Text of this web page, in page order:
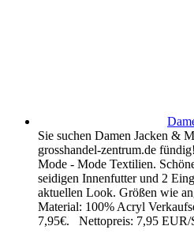
Sie suchen Damen Jacken &
grosshandel-zentrum.de
Mode - Mode Textilien.
seidigen Innenfutter und 2
aktuellen Look. Größen wie
Material: 100% Acryl
7,95€. Nettopreis: 7,95 EUR/